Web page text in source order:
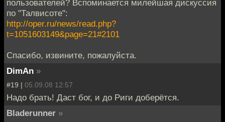
пользователей? Вспоминается милейшая дискуссия
по "Талвисоте":
http://oper.ru/news/read.php?
t=1051603149&page=21#2101
Спасибо, извините, пожалуйста.
DimAn »
#19 | 05.09.08 12:57
Надо брать! Даст бог, и до Риги доберётся.
Bladerunner »